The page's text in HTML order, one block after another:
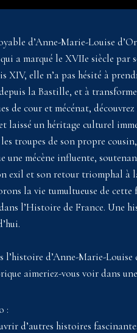
d’Anne-Marie-Louise
a marqué le XVIIe siècle
XIV, elle n’a pas hésité à
la Bastille, et à
de cour et mécénat,
laissé un héritage culturel
troupes de son propre
une mécène influente,
exil et son retour triomphal à
la vie tumultueuse de cette
l’Histoire de France. Une
d’Anne-Marie-Louise
aimeriez-vous voir dans
:
d’autres histoires